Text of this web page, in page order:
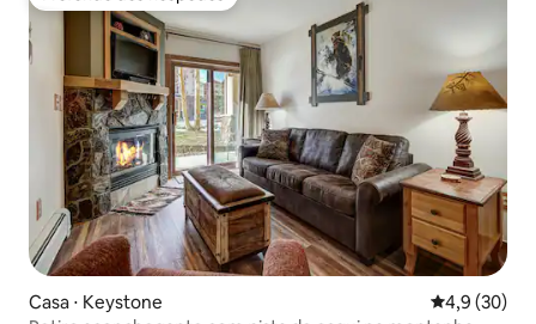
Casa ⋅ Keystone 4,9 de uma
4,9 (30)